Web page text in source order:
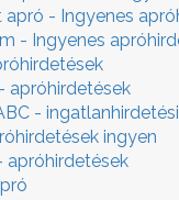
apró - Ingyenes
- Ingyenes
apróhirdetések
-
ingyen
apróhirdetések